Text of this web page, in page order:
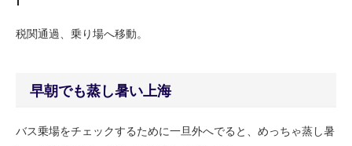
税関通過、乗り場へ移動。
早朝でも蒸し暑い上海
バス乗場をチェックするために一旦外へでると、めっちゃ蒸し暑